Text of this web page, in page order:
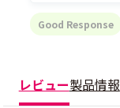
Good Response
レビュー製品情報